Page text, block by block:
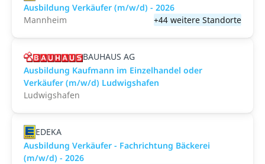
Ausbildung Verkäufer (m/w/d) - 2026
Mannheim
+44 weitere Standorte
BAUHAUS AG
Ausbildung Kaufmann im Einzelhandel oder
Verkäufer (m/w/d) Ludwigshafen
Ludwigshafen
EDEKA
Ausbildung Verkäufer - Fachrichtung Bäckerei
(m/w/d) - 2026